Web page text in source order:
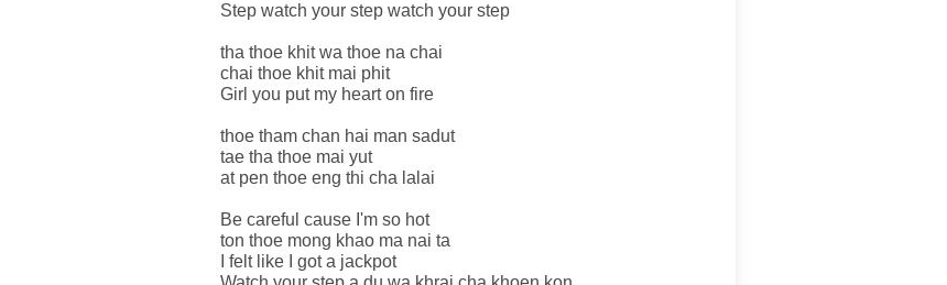
Step watch your step watch your step
tha thoe khit wa thoe na chai
chai thoe khit mai phit
Girl you put my heart on fire
thoe tham chan hai man sadut
tae tha thoe mai yut
at pen thoe eng thi cha lalai
Be careful cause I'm so hot
ton thoe mong khao ma nai ta
I felt like I got a jackpot